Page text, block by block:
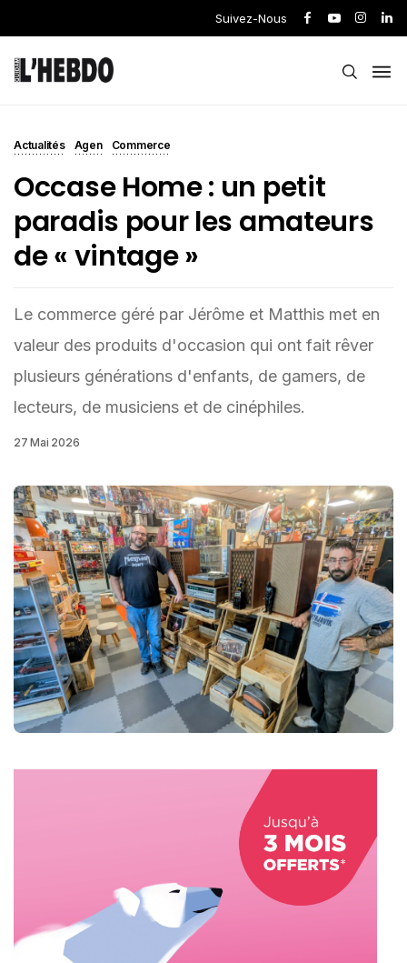
Suivez-Nous
Actualités Agen Commerce
Occase Home : un petit
paradis pour les amateurs
de « vintage »
Le commerce géré par Jérôme et Matthis met en
valeur des produits d'occasion qui ont fait rêver
plusieurs générations d'enfants, de gamers, de
lecteurs, de musiciens et de cinéphiles.
27 Mai 2026